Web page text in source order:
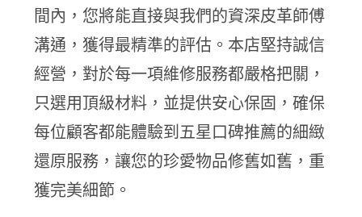
間內，您將能直接與我們的資深皮革師傅
溝通，獲得最精準的評估。本店堅持誠信
經營，對於每一項維修服務都嚴格把關，
只選用頂級材料，並提供安心保固，確保
每位顧客都能體驗到五星口碑推薦的細緻
還原服務，讓您的珍愛物品修舊如舊，重
獲完美細節。